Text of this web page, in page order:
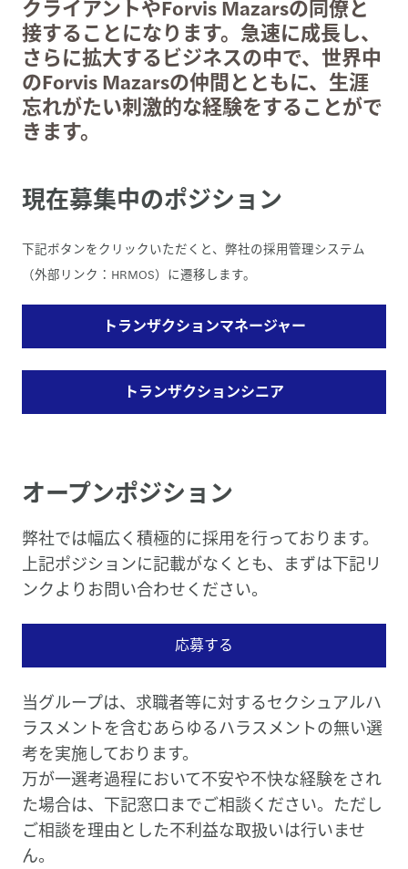
クライアントやForvis Mazarsの同僚と
接することになります。急速に成長し、
さらに拡大するビジネスの中で、世界中
のForvis Mazarsの仲間とともに、生涯
忘れがたい刺激的な経験をすることがで
きます。
現在募集中のポジション
下記ボタンをクリックいただくと、弊社の採用管理システム
（外部リンク：HRMOS）に遷移します。
トランザクションマネージャー
トランザクションシニア
オープンポジション
弊社では幅広く積極的に採用を行っております。
上記ポジションに記載がなくとも、まずは下記リ
ンクよりお問い合わせください。
応募する
当グループは、求職者等に対するセクシュアルハ
ラスメントを含むあらゆるハラスメントの無い選
考を実施しております。
万が一選考過程において不安や不快な経験をされ
た場合は、下記窓口までご相談ください。ただし
ご相談を理由とした不利益な取扱いは行いませ
ん。